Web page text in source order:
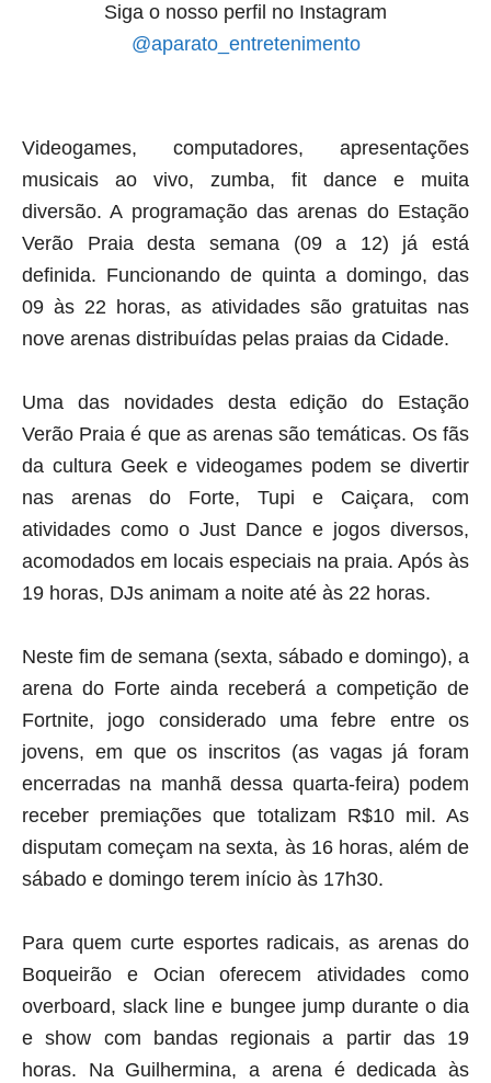
Siga o nosso perfil no Instagram
@aparato_entretenimento
Videogames, computadores, apresentações
musicais ao vivo, zumba, fit dance e muita
diversão. A programação das arenas do Estação
Verão Praia desta semana (09 a 12) já está
definida. Funcionando de quinta a domingo, das
09 às 22 horas, as atividades são gratuitas nas
nove arenas distribuídas pelas praias da Cidade.
Uma das novidades desta edição do Estação
Verão Praia é que as arenas são temáticas. Os fãs
da cultura Geek e videogames podem se divertir
nas arenas do Forte, Tupi e Caiçara, com
atividades como o Just Dance e jogos diversos,
acomodados em locais especiais na praia. Após às
19 horas, DJs animam a noite até às 22 horas.
Neste fim de semana (sexta, sábado e domingo), a
arena do Forte ainda receberá a competição de
Fortnite, jogo considerado uma febre entre os
jovens, em que os inscritos (as vagas já foram
encerradas na manhã dessa quarta-feira) podem
receber premiações que totalizam R$10 mil. As
disputam começam na sexta, às 16 horas, além de
sábado e domingo terem início às 17h30.
Para quem curte esportes radicais, as arenas do
Boqueirão e Ocian oferecem atividades como
overboard, slack line e bungee jump durante o dia
e show com bandas regionais a partir das 19
horas. Na Guilhermina, a arena é dedicada às